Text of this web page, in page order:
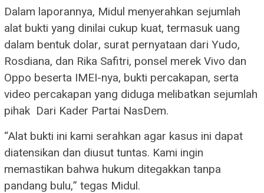
Dalam laporannya, Midul menyerahkan sejumlah
alat bukti yang dinilai cukup kuat, termasuk uang
dalam bentuk dolar, surat pernyataan dari Yudo,
Rosdiana, dan Rika Safitri, ponsel merek Vivo dan
Oppo beserta IMEI-nya, bukti percakapan, serta
video percakapan yang diduga melibatkan sejumlah
pihak Dari Kader Partai NasDem.
“Alat bukti ini kami serahkan agar kasus ini dapat
diatensikan dan diusut tuntas. Kami ingin
memastikan bahwa hukum ditegakkan tanpa
pandang bulu,” tegas Midul.